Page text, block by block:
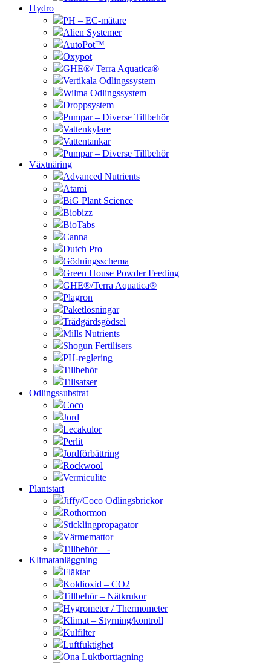
Hydro
PH – EC-mätare
Alien Systemer
AutoPot™
Oxypot
GHE®/ Terra Aquatica®
Vertikala Odlingssystem
Wilma Odlingssystem
Droppsystem
Pumpar – Diverse Tillbehör
Vattenkylare
Vattentankar
Pumpar – Diverse Tillbehör
Växtnäring
Advanced Nutrients
Atami
BiG Plant Science
Biobizz
BioTabs
Canna
Dutch Pro
Gödningsschema
Green House Powder Feeding
GHE®/Terra Aquatica®
Plagron
Paketlösningar
Trädgårdsgödsel
Mills Nutrients
Shogun Fertilisers
PH-reglering
Tillbehör
Tillsatser
Odlingssubstrat
Coco
Jord
Lecakulor
Perlit
Jordförbättring
Rockwool
Vermiculite
Plantstart
Jiffy/Coco Odlingsbrickor
Rothormon
Sticklingpropagator
Värmemattor
Tillbehör—-
Klimatanläggning
Fläktar
Koldioxid – CO2
Tillbehör – Nätkrukor
Hygrometer / Thermometer
Klimat – Styrning/kontroll
Kulfilter
Luftfuktighet
Ona Luktborttagning